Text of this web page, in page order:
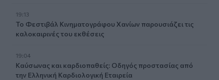
19:13
Το Φεστιβάλ Κινηματογράφου Χανίων παρουσιάζει τις
καλοκαιρινές του εκθέσεις
19:04
Καύσωνας και καρδιοπαθείς: Οδηγός προστασίας από
την Ελληνική Καρδιολογική Εταιρεία